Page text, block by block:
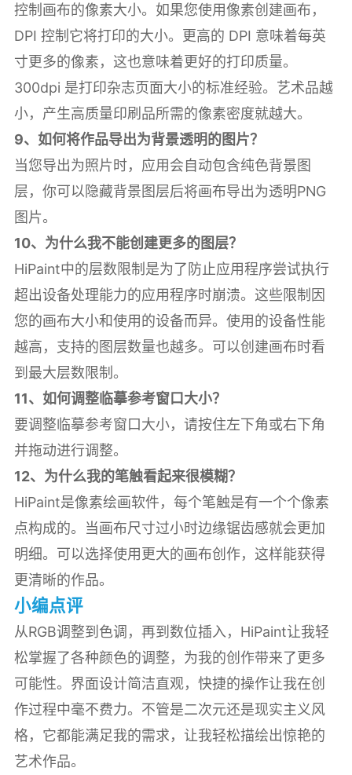
控制画布的像素大小。如果您使用像素创建画布，
DPI 控制它将打印的大小。更高的 DPI 意味着每英
寸更多的像素，这也意味着更好的打印质量。
300dpi 是打印杂志页面大小的标准经验。艺术品越
小，产生高质量印刷品所需的像素密度就越大。
9、如何将作品导出为背景透明的图片？
当您导出为照片时，应用会自动包含纯色背景图
层，你可以隐藏背景图层后将画布导出为透明PNG
图片。
10、为什么我不能创建更多的图层？
HiPaint中的层数限制是为了防止应用程序尝试执行
超出设备处理能力的应用程序时崩溃。这些限制因
您的画布大小和使用的设备而异。使用的设备性能
越高，支持的图层数量也越多。可以创建画布时看
到最大层数限制。
11、如何调整临摹参考窗口大小？
要调整临摹参考窗口大小，请按住左下角或右下角
并拖动进行调整。
12、为什么我的笔触看起来很模糊？
HiPaint是像素绘画软件，每个笔触是有一个个像素
点构成的。当画布尺寸过小时边缘锯齿感就会更加
明细。可以选择使用更大的画布创作，这样能获得
更清晰的作品。
小编点评
从RGB调整到色调，再到数位插入，HiPaint让我轻
松掌握了各种颜色的调整，为我的创作带来了更多
可能性。界面设计简洁直观，快捷的操作让我在创
作过程中毫不费力。不管是二次元还是现实主义风
格，它都能满足我的需求，让我轻松描绘出惊艳的
艺术作品。